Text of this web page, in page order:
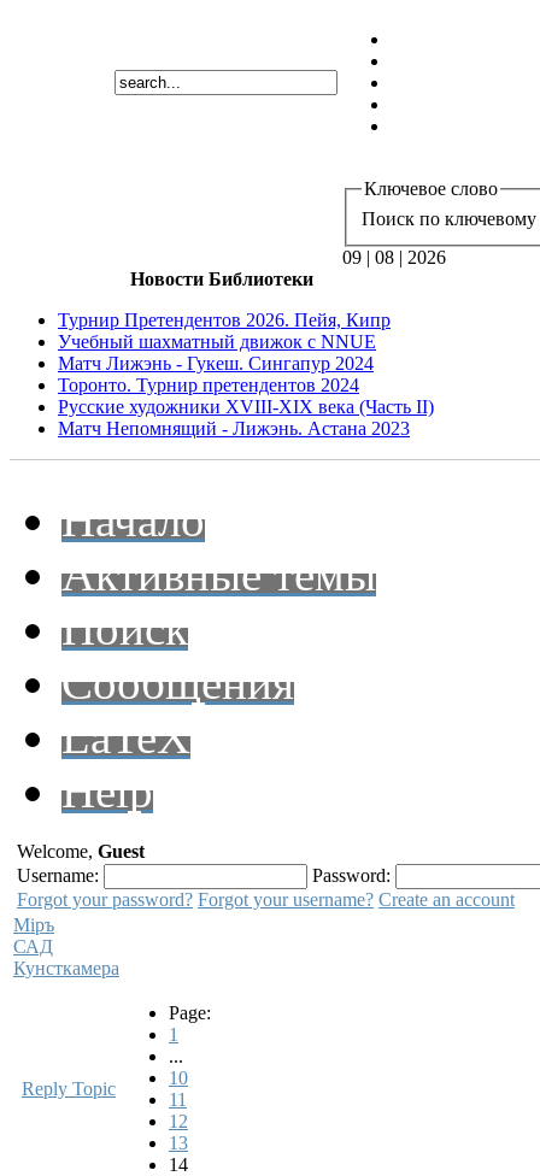
Ключевое слово
Поиск по ключевому
09 | 08 | 2026
Новости Библиотеки
Турнир Претендентов 2026. Пейя, Кипр
Учебный шахматный движок с NNUE
Матч Лижэнь - Гукеш. Сингапур 2024
Торонто. Турнир претендентов 2024
Русские художники XVIII-XIX века (Часть II)
Матч Непомнящий - Лижэнь. Астана 2023
Начало
Активные темы
Поиск
Сообщения
LaTeX
Help
Welcome, Guest
Username:
Password:
Forgot your password? Forgot your username? Create an account
Мiръ
САД
Кунсткамера
Reply Topic
Page:
1
...
10
11
12
13
14